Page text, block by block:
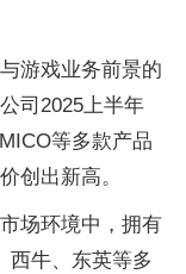
游戏业务前景的
司2025上半年
等多款产品
创出新高。
场环境中，拥有
西牛、东英等多